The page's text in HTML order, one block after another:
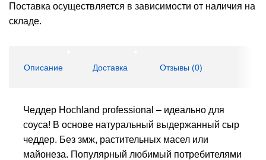
Поставка осуществляется в зависимости от наличия на
складе.
Описание Доставка Отзывы (0)
Чеддер Hochland professional – идеально для
соуса! В основе натуральный выдержанный сыр
чеддер. Без змж, растительных масел или
майонеза. Популярный любимый потребителями